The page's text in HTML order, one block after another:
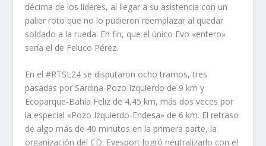
décima de los líderes, al llegar a su asistencia con un
palier roto que no lo pudieron reemplazar al quedar
soldado a la rueda. En fin, que el único Evo «entero»
sería el de Feluco Pérez.
En el #RTSL24 se disputaron ocho tramos, tres
pasadas por Sardina-Pozo Izquierdo de 9 km y
Ecoparque-Bahía Feliz de 4,45 km, más dos veces por
la especial «Pozo Izquierdo-Endesa» de 6 km. El retraso
de algo más de 40 minutos en la primera parte, la
organización del CD. Evesport logró neutralizarlo con el